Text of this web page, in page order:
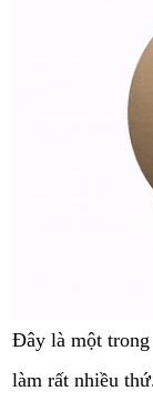
Đây là một trong
làm rất nhiều